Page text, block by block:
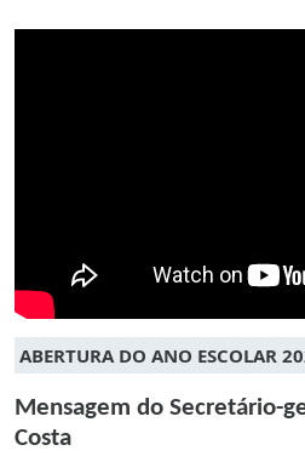
ABERTURA DO ANO ESCOLAR
Mensagem do Secretário-
Costa